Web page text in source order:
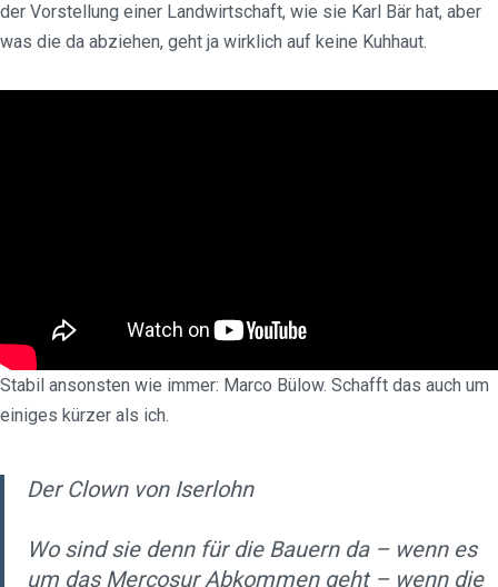
der Vorstellung einer Landwirtschaft, wie sie Karl Bär hat, aber
was die da abziehen, geht ja wirklich auf keine Kuhhaut.
Stabil ansonsten wie immer: Marco Bülow. Schafft das auch um
einiges kürzer als ich.
Der Clown von Iserlohn
Wo sind sie denn für die Bauern da – wenn es
um das Mercosur Abkommen geht – wenn die